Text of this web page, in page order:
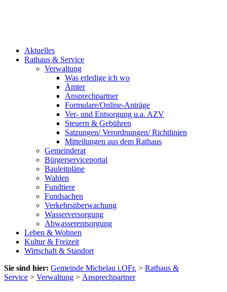
Aktuelles
Rathaus & Service
Verwaltung
Was erledige ich wo
Ämter
Ansprechpartner
Formulare/Online-Anträge
Ver- und Entsorgung u.a. AZV
Steuern & Gebühren
Satzungen/ Verordnungen/ Richtlinien
Mitteilungen aus dem Rathaus
Gemeinderat
Bürgerserviceportal
Bauleitpläne
Wahlen
Fundtiere
Fundsachen
Verkehrsüberwachung
Wasserversorgung
Abwasserentsorgung
Leben & Wohnen
Kultur & Freizeit
Wirtschaft & Standort
Sie sind hier: Gemeinde Michelau i.OFr. > Rathaus &
Service > Verwaltung > Ansprechpartner